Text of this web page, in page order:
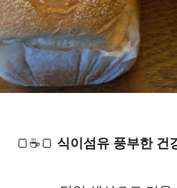
🍞☕🍞 식이섬유 풍부한 건